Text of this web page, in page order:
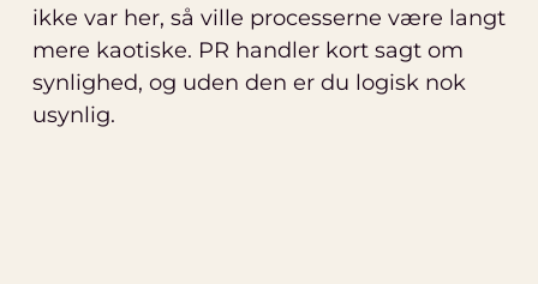
ikke var her, så ville processerne være langt
mere kaotiske. PR handler kort sagt om
synlighed, og uden den er du logisk nok
usynlig.